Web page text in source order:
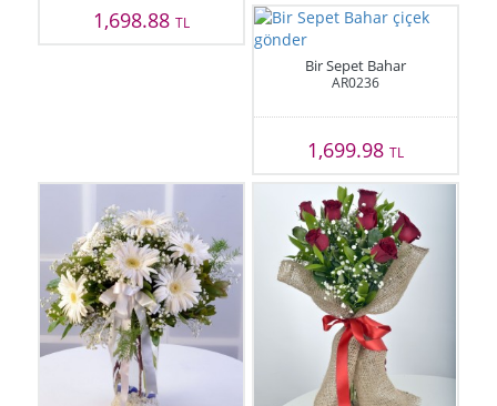
1,698.88TL
Bir Sepet Bahar
AR0236
1,699.98 TL